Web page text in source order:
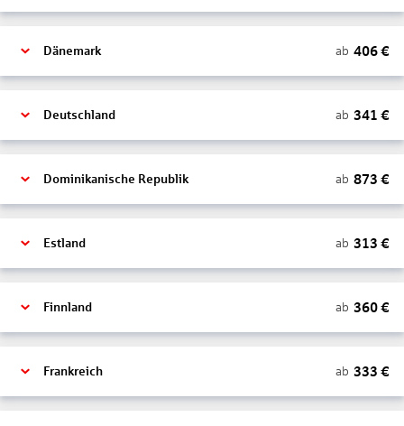
Dänemark ab 406€
Deutschland ab 341 €
Dominikanische Republik ab 873 €
Estland ab 313 €
Finnland ab 360€
Frankreich ab 333 €